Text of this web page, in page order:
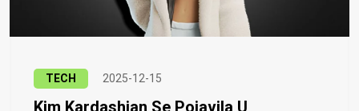
TECH 2025-12-15
Kim Kardashian Se Pojavila U